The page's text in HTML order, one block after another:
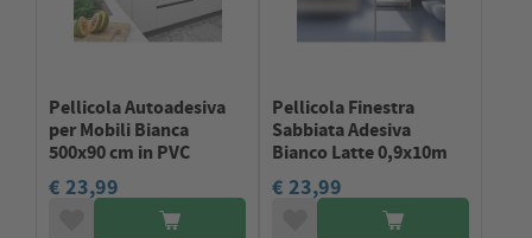
Pellicola Autoadesiva
per Mobili Bianca
500x90 cm in PVC
€ 23,99
Pellicola Finestra
Sabbiata Adesiva
Bianco Latte 0,9x10m
€ 23,99